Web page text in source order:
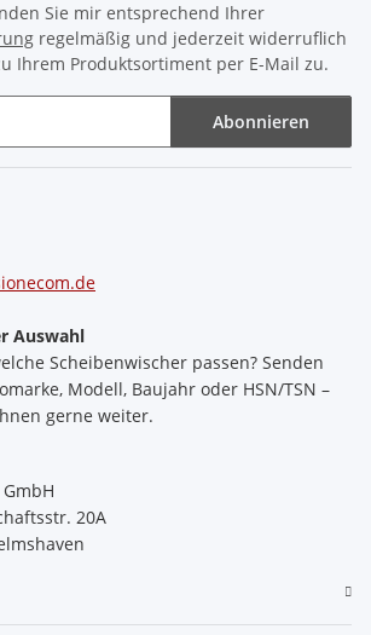
Sie mir entsprechend Ihrer
regelmäßig und jederzeit widerruflich
Ihrem Produktsortiment per E-Mail zu.
Abonnieren
Auswahl
Scheibenwischer passen? Senden
Modell, Baujahr oder HSN/TSN –
gerne weiter.
20A